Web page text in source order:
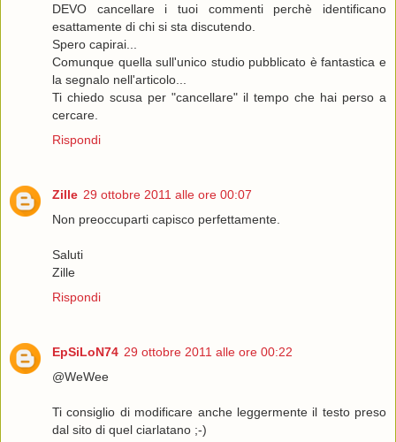
DEVO cancellare i tuoi commenti perchè identificano
esattamente di chi si sta discutendo.
Spero capirai...
Comunque quella sull'unico studio pubblicato è fantastica e
la segnalo nell'articolo...
Ti chiedo scusa per "cancellare" il tempo che hai perso a
cercare.
Rispondi
Zille 29 ottobre 2011 alle ore 00:07
Non preoccuparti capisco perfettamente.
Saluti
Zille
Rispondi
EpSiLoN74 29 ottobre 2011 alle ore 00:22
@WeWee
Ti consiglio di modificare anche leggermente il testo preso
dal sito di quel ciarlatano ;-)